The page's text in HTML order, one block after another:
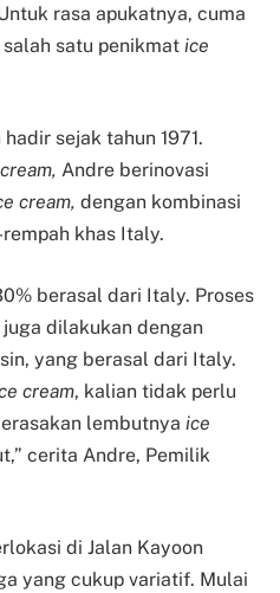
rasa apukatnya, cuma
satu penikmat ice
sejak tahun 1971.
Andre berinovasi
cream, dengan kombinasi
khas Italy.
berasal dari Italy. Proses
juga dilakukan dengan
yang berasal dari Italy.
cream, kalian tidak perlu
lembutnya ice
cerita Andre, Pemilik
di Jalan Kayoon
yang cukup variatif. Mulai